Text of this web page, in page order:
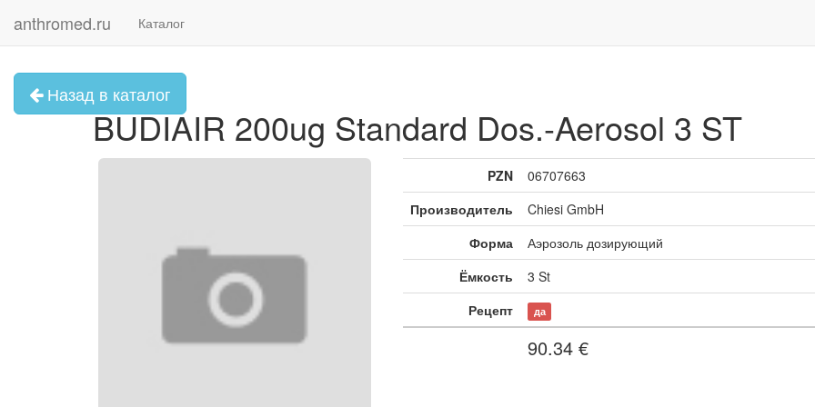
anthromed.ru Каталог
Назад в каталог
BUDIAIR 200ug Standard Dos.-Aerosol 3 ST
PZN
06707663
Производитель
Chiesi GmbH
Форма
Аэрозоль дозирующий
Ёмкость
3 St
Рецепт
да
90.34 €